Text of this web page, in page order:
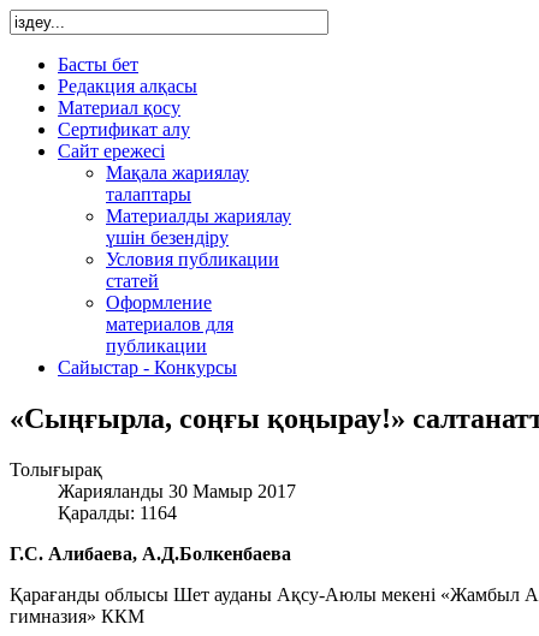
Басты бет
Редакция алқасы
Материал қосу
Сертификат алу
Сайт ережесі
Мақала жариялау
талаптары
Материалды жариялау
үшін безендіру
Условия публикации
статей
Оформление
материалов для
публикации
Сайыстар - Конкурсы
«Сыңғырла, соңғы қоңырау!»
Толығырақ
Жарияланды 30 Мамыр 2017
Қаралды: 1164
Г.С. Алибаева, А.Д.Болкенбаева
Қарағанды облысы Шет ауданы Ақсу-Аюлы мекені «Жамбыл
гимназия» ККМ